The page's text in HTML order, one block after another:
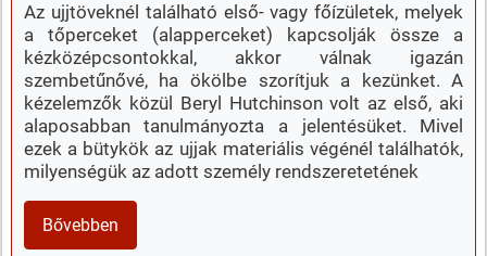
Az ujjtöveknél található első- vagy főízületek, melyek
a tőperceket (alapperceket) kapcsolják össze a
kézközépcsontokkal, akkor válnak igazán
szembetűnővé, ha ökölbe szorítjuk a kezünket. A
kézelemzők közül Beryl Hutchinson volt az első, aki
alaposabban tanulmányozta a jelentésüket. Mivel
ezek a bütykök az ujjak materiális végénél találhatók,
milyenségük az adott személy rendszeretetének
Bővebben